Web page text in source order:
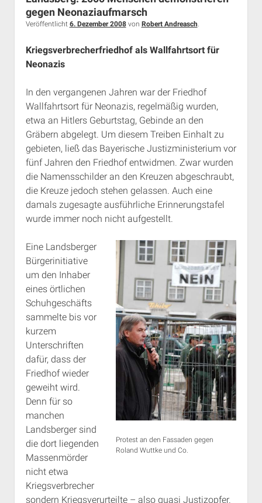
Rechte Termine München
Über a.i.d.a.
RSS-Feeds, Twitter & Facebook
Bibliothek
gegen Neonaziaufmarsch
Veröffentlicht 6. Dezember 2008von Robert Andreasch
Kriegsverbrecherfriedhof als Wallfahrtsort für
Neonazis
In den vergangenen Jahren war der Friedhof
Wallfahrtsort für Neonazis, regelmäßig wurden,
etwa an Hitlers Geburtstag, Gebinde an den
Gräbern abgelegt. Um diesem Treiben Einhalt zu
gebieten, ließ das Bayerische Justizministerium vor
fünf Jahren den Friedhof entwidmen. Zwar wurden
die Namensschilder an den Kreuzen abgeschraubt,
die Kreuze jedoch stehen gelassen. Auch eine
damals zugesagte ausführliche Erinnerungstafel
wurde immer noch nicht aufgestellt.
Protest an den Fassaden gegen
Roland Wuttke und Co.
Eine Landsberger
Bürgerinitiative
um den Inhaber
eines örtlichen
Schuhgeschäfts
sammelte bis vor
kurzem
Unterschriften
dafür, dass der
Friedhof wieder
geweiht wird.
Denn für so
manchen
Landsberger sind
die dort liegenden
Massenmörder
nicht etwa
Kriegsverbrecher
sondern Kriegsverurteilte – also quasi Justizopfer.